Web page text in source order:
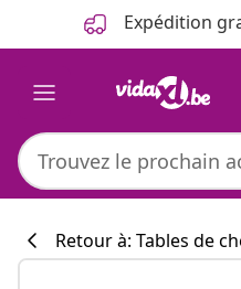
Expédition
Retour à: Tables de